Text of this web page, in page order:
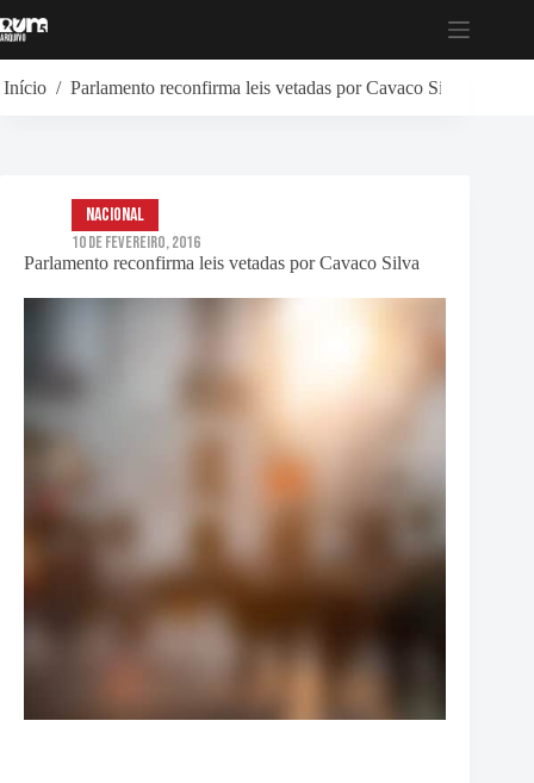
para
Início / Parlamento reconfirma leis vetadas por Cavaco Silva
Parlamento reconfirma leis vetadas por Cavaco Silva
Nacional
10 de Fevereiro, 2016